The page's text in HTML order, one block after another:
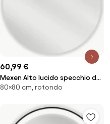
60,99 €
Mexen Alto lucido specchio da
bagno rotondo 80 cm - 9853-
80×80 cm, rotondo